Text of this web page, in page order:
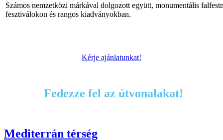
Számos nemzetközi márkával dolgozott együtt, monumentális
fesztiválokon és rangos kiadványokban.
Kérje ajánlatunkat!
Fedezze fel az útvonalakat!
Mediterrán térség